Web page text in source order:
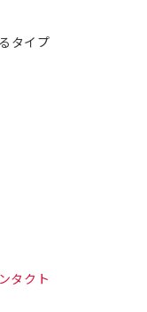
タイプ
タクト